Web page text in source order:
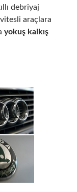
debriyaj
araçlara
yokuş kalkış